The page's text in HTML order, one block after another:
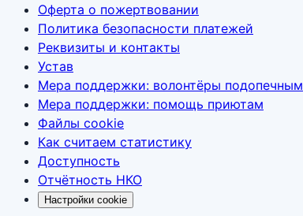
Оферта о пожертвовании
Политика безопасности платежей
Реквизиты и контакты
Устав
Мера поддержки: волонтёры подопечным
Мера поддержки: помощь приютам
Файлы cookie
Как считаем статистику
Доступность
Отчётность НКО
Настройки cookie